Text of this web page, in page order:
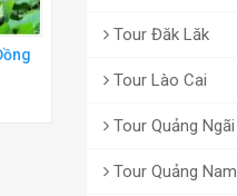
Tour Đăk Lăk
Tour Lào Cai
Tour Quảng Ngãi
Tour Quảng Nam